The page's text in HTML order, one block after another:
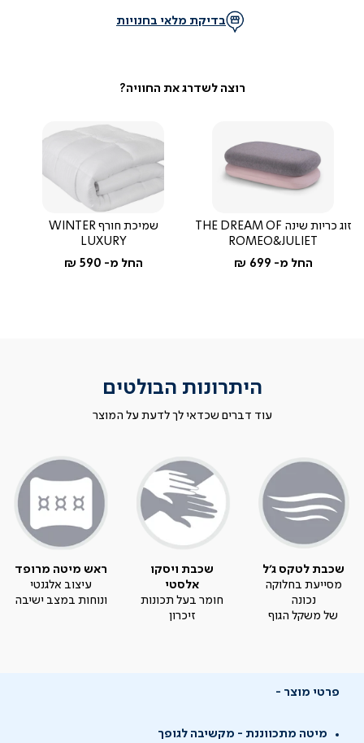
בדיקת מלאי בחנויות
זוג כריות שינה THE DREAM OF
ROMEO&JULIET
החל מ- 699 ₪
שמיכת חורף WINTER
LUXURY
החל מ- 590 ₪
היתרונות הבולטים
עוד דברים שכדאי לך לדעת על המוצר
שכבת לטקס ג'ל
מסייעת בחלוקה
נכונה
של משקל הגוף
שכבת ויסקו
אלסטי
חומר בעל תכונות
זיכרון
ראש מיטה מרופד
עיצוב אלגנטי
ונוחות במצב ישיבה
פרטי מוצר
מיטה מתכווננת - מקשיבה לגופך